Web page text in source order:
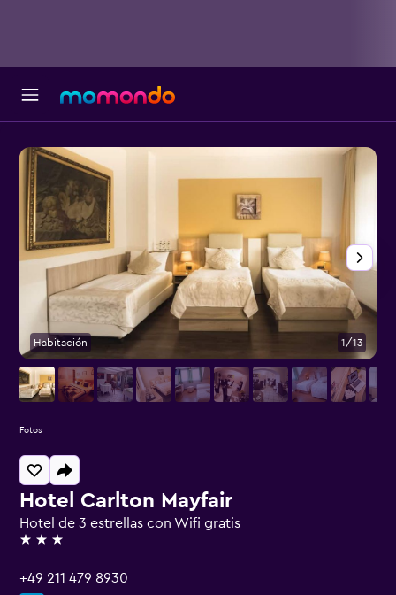
Hotel Carlton Mayfair
Hotel de 3 estrellas con Wifi gratis
3 estrellas
+49 211 479 8930
Habitación 1/13
Fotos